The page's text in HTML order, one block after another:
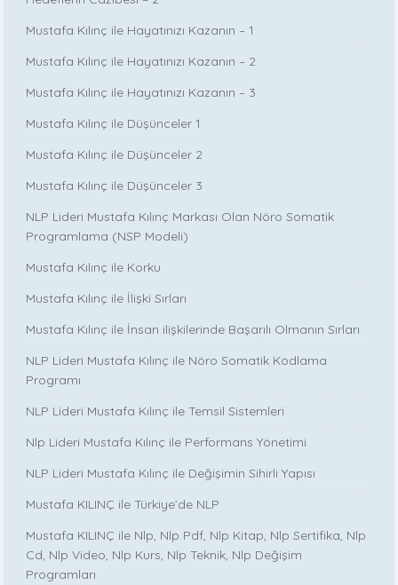
Mustafa Kılınç ile Hayatınızı Kazanın – 1
Mustafa Kılınç ile Hayatınızı Kazanın – 2
Mustafa Kılınç ile Hayatınızı Kazanın – 3
Mustafa Kılınç ile Düşünceler 1
Mustafa Kılınç ile Düşünceler 2
Mustafa Kılınç ile Düşünceler 3
NLP Lideri Mustafa Kılınç Markası Olan Nöro Somatik
Programlama (NSP Modeli)
Mustafa Kılınç ile Korku
Mustafa Kılınç ile İlişki Sırları
Mustafa Kılınç ile İnsan ilişkilerinde Başarılı Olmanın Sırları
NLP Lideri Mustafa Kılınç ile Nöro Somatik Kodlama
Programı
NLP Lideri Mustafa Kılınç ile Temsil Sistemleri
Nlp Lideri Mustafa Kılınç ile Performans Yönetimi
NLP Lideri Mustafa Kılınç ile Değişimin Sihirli Yapısı
Mustafa KILINÇ ile Türkiye’de NLP
Mustafa KILINÇ ile Nlp, Nlp Pdf, Nlp Kitap, Nlp Sertifika, Nlp
Cd, Nlp Video, Nlp Kurs, Nlp Teknik, Nlp Değişim
Programları